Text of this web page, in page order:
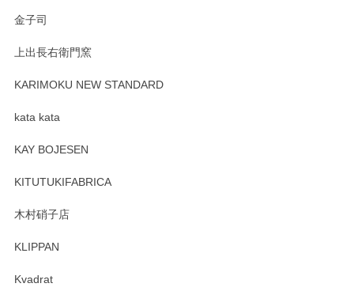
金子司
上出長右衛門窯
KARIMOKU NEW STANDARD
kata kata
KAY BOJESEN
KITUTUKIFABRICA
木村硝子店
KLIPPAN
Kvadrat